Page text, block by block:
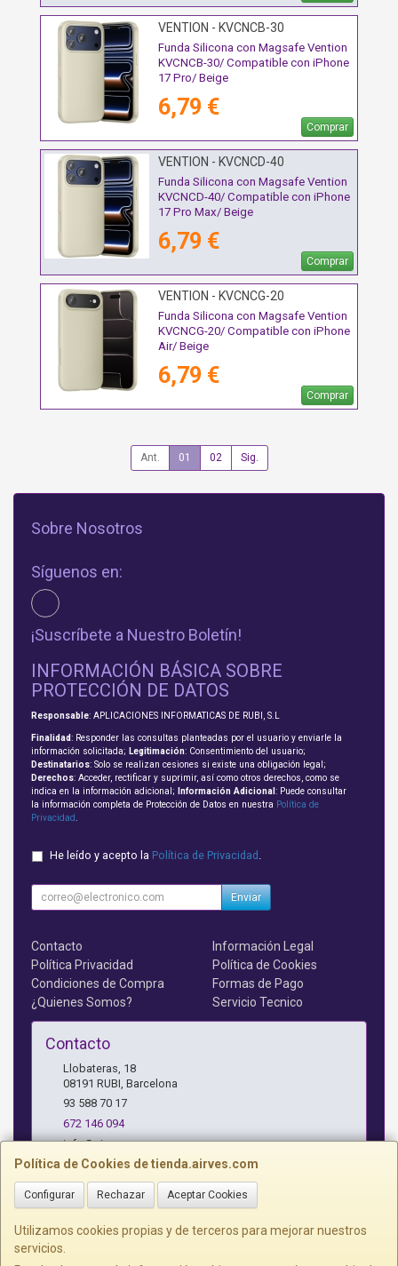
VENTION - KVCNCB-30
Funda Silicona con Magsafe Vention
KVCNCB-30/ Compatible con iPhone
17 Pro/ Beige
6,79 €
Comprar
VENTION - KVCNCD-40
Funda Silicona con Magsafe Vention
KVCNCD-40/ Compatible con iPhone
17 Pro Max/ Beige
6,79 €
Comprar
VENTION - KVCNCG-20
Funda Silicona con Magsafe Vention
KVCNCG-20/ Compatible con iPhone
Air/ Beige
6,79 €
Comprar
Ant. 01 02 Sig.
Política de Cookies de tienda.airves.com
Configurar Rechazar Aceptar Cookies
Utilizamos cookies propias y de terceros para mejorar nuestros
servicios.
Sobre Nosotros
Síguenos en:
¡Suscríbete a Nuestro Boletín!
INFORMACIÓN BÁSICA SOBRE
PROTECCIÓN DE DATOS
Responsable: APLICACIONES INFORMATICAS DE RUBI, S.L
Finalidad: Responder las consultas planteadas por el usuario y enviarle la
información solicitada; Legitimación: Consentimiento del usuario;
Destinatarios: Solo se realizan cesiones si existe una obligación legal;
Derechos: Acceder, rectificar y suprimir, así como otros derechos, como se
indica en la información adicional;
Información Adicional : Puede consultar
la información completa de Protección de Datos en nuestra Política de
Privacidad
He leído y acepto la Política de Privacidad
Enviar
Contacto
Información Legal
Política Privacidad
Política de Cookies
Condiciones de Compra
Formas de Pago
¿Quienes Somos?
Servicio Tecnico
Contacto
Llobateras, 18
08191 RUBI Barcelona
93 588 70 17
672 146 094
info@airves.com
Horario
Lunes a Jueves - 17 a 20 horas